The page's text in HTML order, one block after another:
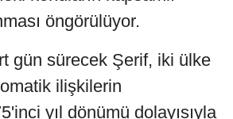
öngörülüyor.
gün sürecek Şerif, iki ülke
ilişkilerin
yıl dönümü dolayısıyla